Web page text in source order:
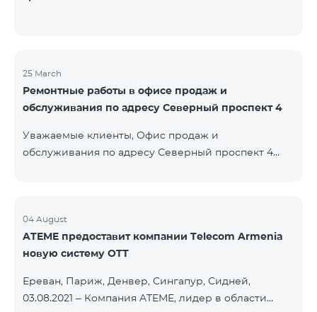
25 March
Ремонтные работы в офисе продаж и
обслуживания по адресу Северный проспект 4
Уважаемые клиенты, Офис продаж и
обслуживания по адресу Северный проспект 4
вопросам звоните по номеру 100 или можете
подойти в близлежайщие офисы: Амиряна 3 (Пон-
Воскр. 09:00-24:00) 900 м., 12 минут ходьбы Абовяна
Вы можете ознакомиться с адресами и рабочими
графиками всех офисов продаж и обсл
04 August
ATEME предоставит компании Telecom Armenia
новую систему OTT
Ереван, Париж, Денвер, Сингапур, Сидней,
03.08.2021 – Компания ATEME, лидер в области